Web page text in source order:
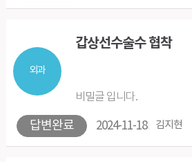
외과
갑상선수술수 협착
답변완료
비밀글 입니다.
2024-11-18 김지현